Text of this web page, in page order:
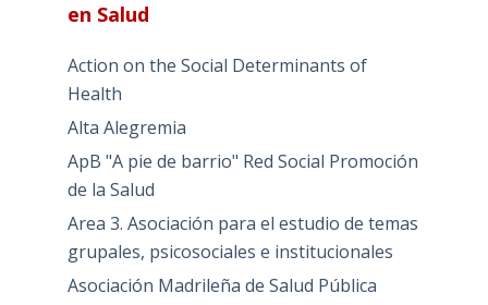
en Salud
Action on the Social Determinants of
Health
Alta Alegremia
ApB "A pie de barrio" Red Social Promoción
de la Salud
Area 3. Asociación para el estudio de temas
grupales, psicosociales e institucionales
Asociación Madrileña de Salud Pública